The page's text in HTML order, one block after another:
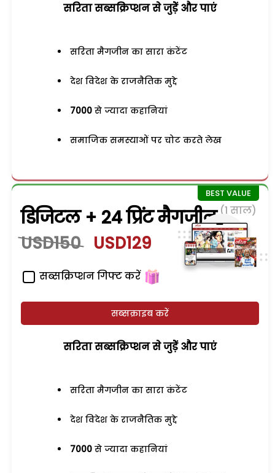
सरिता सब्सक्रिप्शन से जुड़ेें और पाएं
सरिता मैगजीन का सारा कंटेंट
देश विदेश के राजनैतिक मुद्दे
7000 से ज्यादा कहानियां
समाजिक समस्याओं पर चोट करते लेख
डिजिटल + 24 प्रिंट मैगजीन (1 साल)
USD150 USD129
सब्सक्रिप्शन गिफ्ट करें
सब्सक्राइब करें
सरिता सब्सक्रिप्शन से जुड़ेें और पाएं
सरिता मैगजीन का सारा कंटेंट
देश विदेश के राजनैतिक मुद्दे
7000 से ज्यादा कहानियां